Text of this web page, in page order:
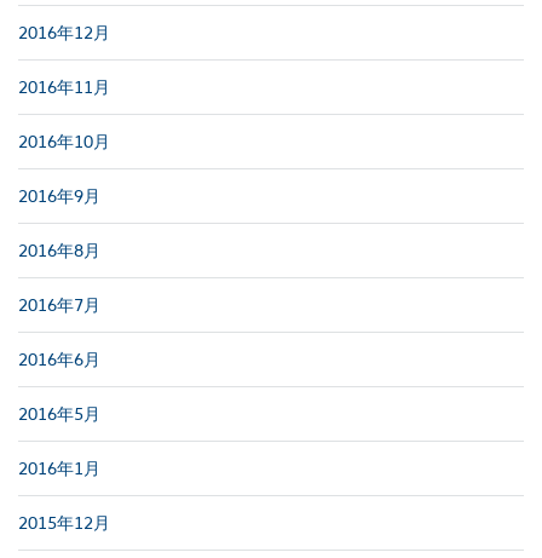
2016年12月
2016年11月
2016年10月
2016年9月
2016年8月
2016年7月
2016年6月
2016年5月
2016年1月
2015年12月